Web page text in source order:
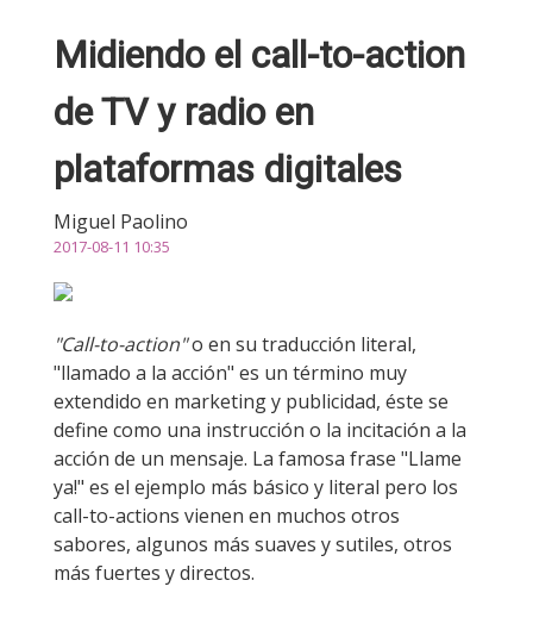
Midiendo el call-to-action
de TV y radio en
plataformas digitales
Miguel Paolino
2017-08-11 10:35
"Call-to-action"o en su traducción literal,
"llamado a la acción" es un término muy
extendido en marketing y publicidad, éste se
define como una instrucción o la incitación a la
acción de un mensaje. La famosa frase "Llame
ya!" es el ejemplo más básico y literal pero los
call-to-actions vienen en muchos otros
sabores, algunos más suaves y sutiles, otros
más fuertes y directos.